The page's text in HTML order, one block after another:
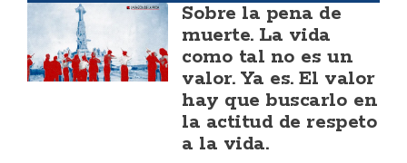
Sobre la pena de
muerte. La vida
como tal no es un
valor. Ya es. El valor
hay que buscarlo en
la actitud de respeto
a la vida.